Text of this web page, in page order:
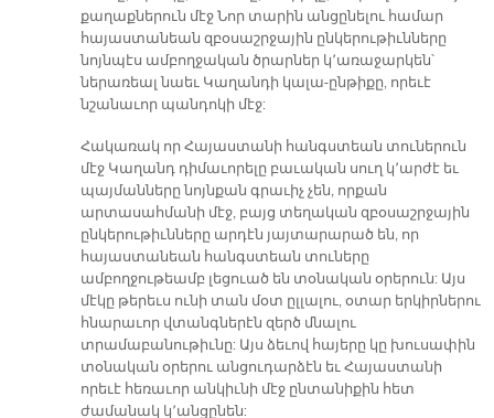
քաղաքներուն մէջ Նոր տարին անցընելու համար
հայաստանեան զբօսաշրջային ընկերութիւնները
նոյնպէս ամբողջական ծրարներ կ՚առաջարկեն՝
ներառեալ նաեւ Կաղանդի կալա-ընթիքը, որեւէ
նշանաւոր պանդոկի մէջ:
Հակառակ որ Հայաստանի հանգստեան տուներուն
մէջ Կաղանդ դիմաւորելը բաւական սուղ կ՚արժէ եւ
պայմանները նոյնքան գրաւիչ չեն, որքան
արտասահմանի մէջ, բայց տեղական զբօսաշրջային
ընկերութիւնները արդէն յայտարարած են, որ
հայաստանեան հանգստեան տուները
ամբողջութեամբ լեցուած են տօնական օրերուն: Այս
մէկը թերեւս ունի տան մօտ ըլլալու, օտար երկիրներու
հնարաւոր վտանգներէն զերծ մնալու
տրամաբանութիւնը: Այս ձեւով հայերը կը խուսափին
տօնական օրերու անցուդարձէն եւ Հայաստանի
որեւէ հեռաւոր անկիւնի մէջ ընտանիքին հետ
ժամանակ կ՚անցընեն: